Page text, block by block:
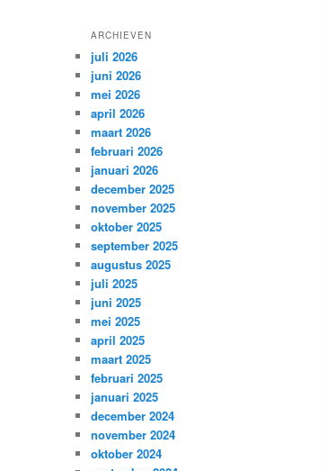
ARCHIEVEN
juli 2026
juni 2026
mei 2026
april 2026
maart 2026
februari 2026
januari 2026
december 2025
november 2025
oktober 2025
september 2025
augustus 2025
juli 2025
juni 2025
mei 2025
april 2025
maart 2025
februari 2025
januari 2025
december 2024
november 2024
oktober 2024